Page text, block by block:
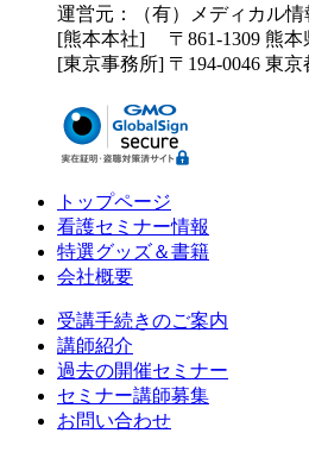
運営元：（有）メディカル情
[熊本本社] 〒861-1309 熊本
[東京事務所] 〒194-0046 東
トップページ
看護セミナー情報
特選グッズ＆書籍
会社概要
受講手続きのご案内
講師紹介
過去の開催セミナー
セミナー講師募集
お問い合わせ